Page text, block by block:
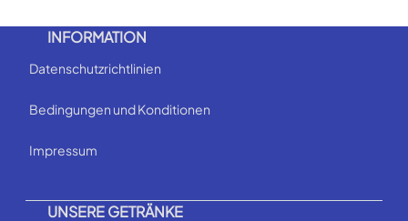
INFORMATION
Datenschutzrichtlinien
Bedingungen und Konditionen
Impressum
UNSERE GETRÄNKE